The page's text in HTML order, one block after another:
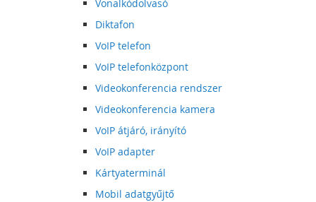
Vonalkódolvasó
Diktafon
VoIP telefon
VoIP telefonközpont
Videokonferencia rendszer
Videokonferencia kamera
VoIP átjáró, irányító
VoIP adapter
Kártyaterminál
Mobil adatgyűjtő